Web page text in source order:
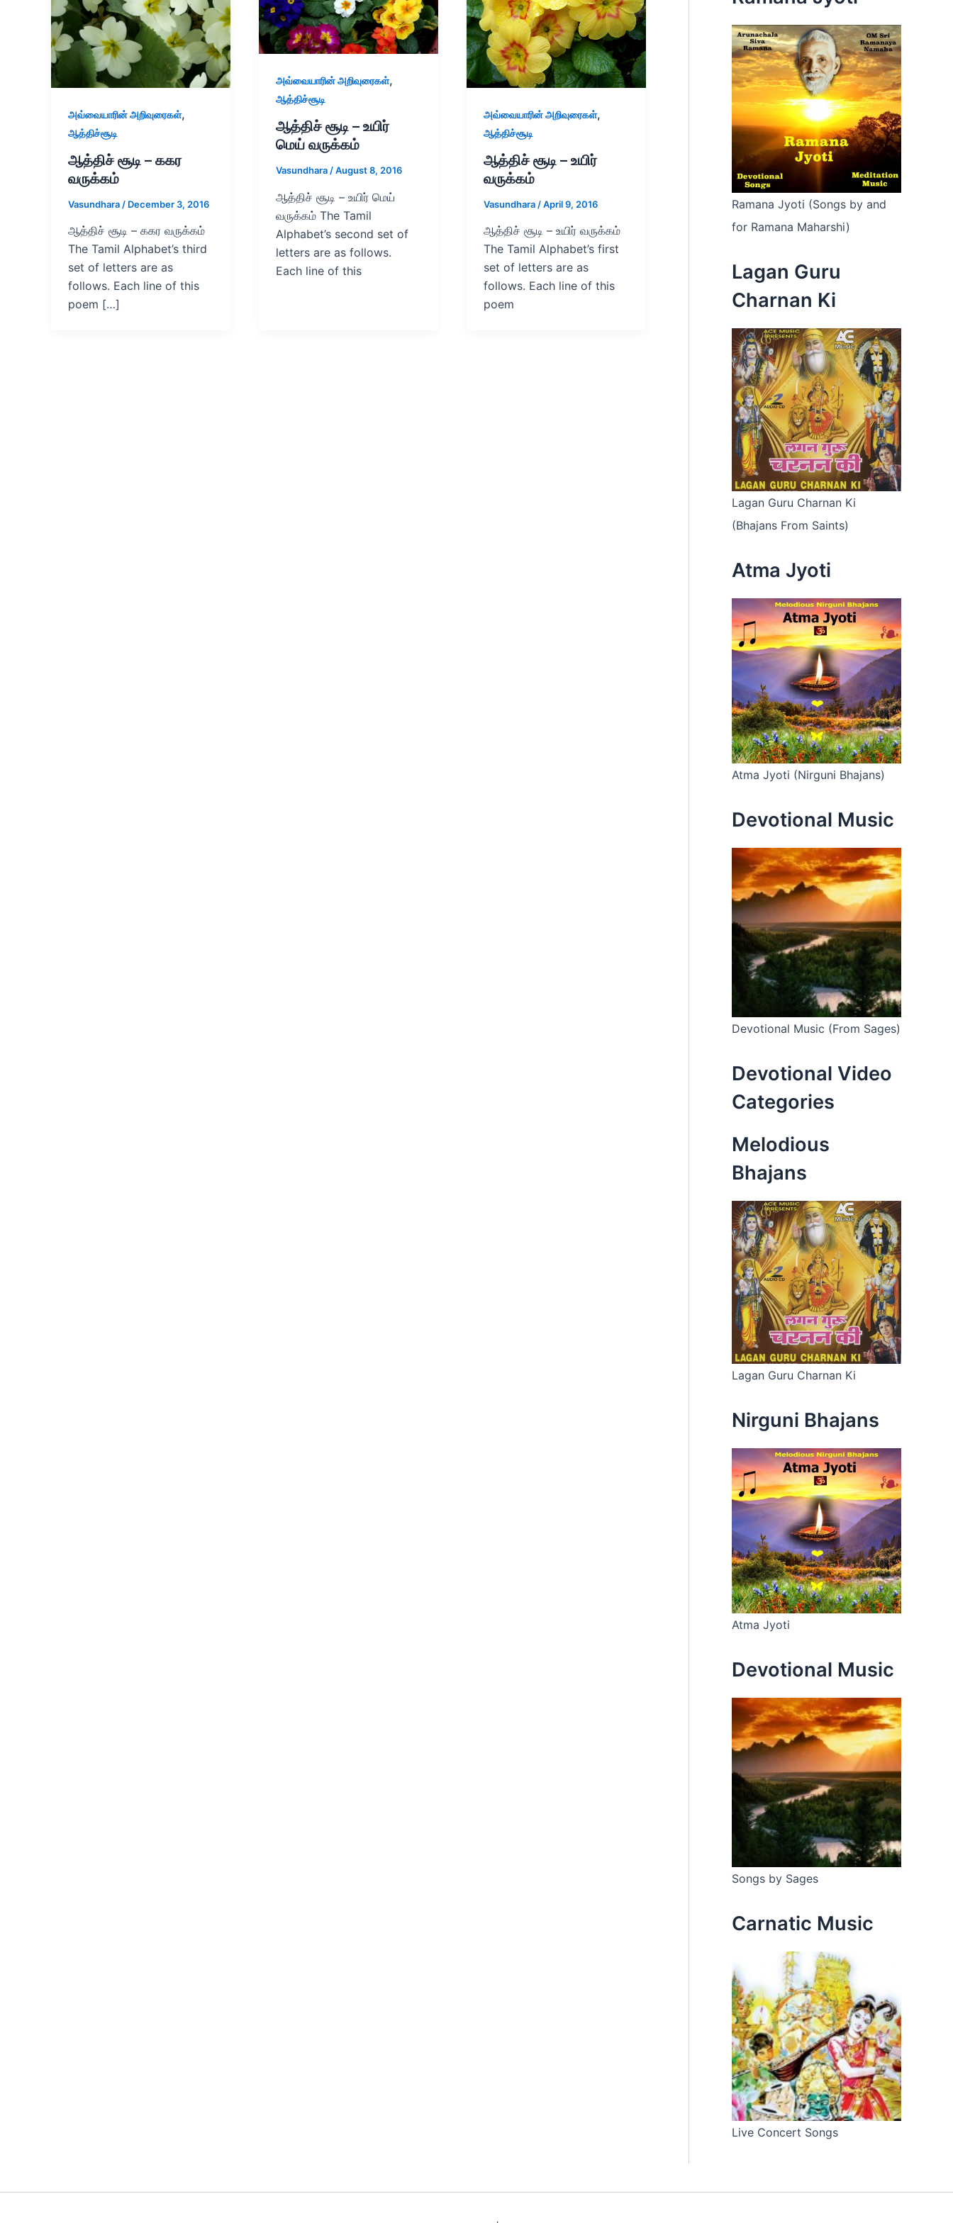
அவ்வையாரின் அறிவுரைகள்,
ஆத்திச்சூடி
ஆத்திச் சூடி – ககர
வருக்கம்
Vasundhara / December 3, 2016
ஆத்திச் சூடி – ககர வருக்கம்
The Tamil Alphabet’s third
set of letters are as
follows. Each line of this
poem […]
அவ்வையாரின் அறிவுரைகள்,
ஆத்திச்சூடி
ஆத்திச் சூடி – உயிர்
மெய் வருக்கம்
Vasundhara /August 8, 2016
ஆத்திச் சூடி – உயிர் மெய்
வருக்கம் The Tamil
Alphabet’s second set of
letters are as follows.
Each line of this
அவ்வையாரின் அறிவுரைகள்,
ஆத்திச்சூடி
ஆத்திச் சூடி – உயிர்
வருக்கம்
Vasundhara /April 9, 2016
ஆத்திச் சூடி – உயிர் வருக்கம்
The Tamil Alphabet’s first
set of letters are as
follows. Each line of this
poem
:
Ramana Jyoti (Songs by and
for Ramana Maharshi)
Lagan Guru
Charnan Ki
Lagan Guru Charnan Ki
(Bhajans From Saints)
Atma Jyoti
Atma Jyoti (Nirguni Bhajans)
Devotional Music
Devotional Music (From Sages)
Devotional Video
Categories
Melodious
Bhajans
Lagan Guru Charnan Ki
Nirguni Bhajans
Atma Jyoti
Devotional Music
Songs by Sages
Carnatic Music
Live Concert Songs